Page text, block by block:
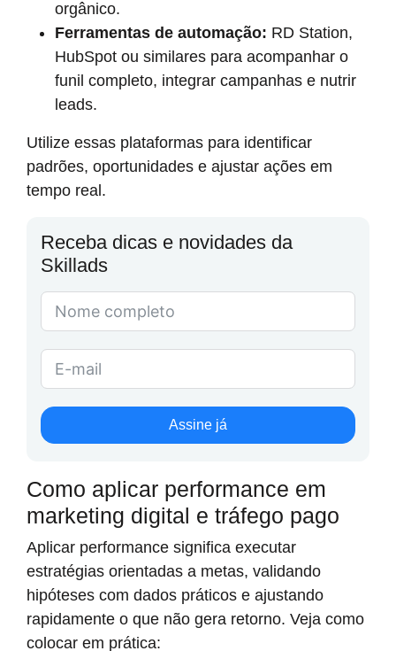
orgânico.
Ferramentas de automação: RD Station,
HubSpot ou similares para acompanhar o
funil completo, integrar campanhas e nutrir
leads.
Utilize essas plataformas para identificar
padrões, oportunidades e ajustar ações em
tempo real.
Receba dicas e novidades da
Skillads
Assine já
Como aplicar performance em
marketing digital e tráfego pago
Aplicar performance significa executar
estratégias orientadas a metas, validando
hipóteses com dados práticos e ajustando
rapidamente o que não gera retorno. Veja como
colocar em prática: